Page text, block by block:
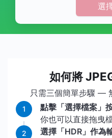
選
如何將
只需三個簡單步驟 —
1
點擊「選擇檔案」
你也可以直接拖曳
2
選擇「HDR」作為